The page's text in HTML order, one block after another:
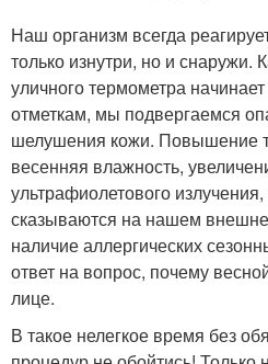
Наш организм всегда
только изнутри, но и снаружи.
уличного термометра
отметкам, мы подвергаемся
шелушения кожи. Повышение
весенняя влажность,
ультрафиолетового
сказываются на нашем
наличие аллергических
ответ на вопрос, почему
лице.
В такое нелегкое время без